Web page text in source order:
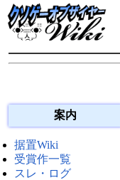
案内
据置Wiki
受賞作一覧
スレ・ログ